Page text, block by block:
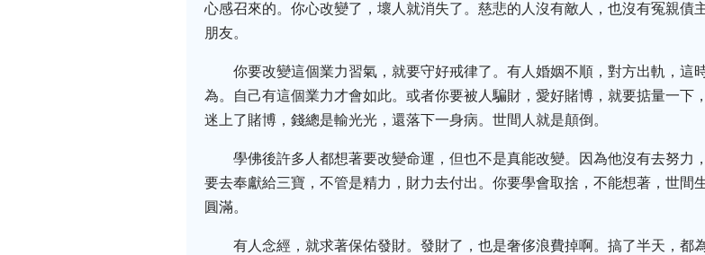
心感召來的。你心改變了，壞人就消失了。慈悲的人沒有敵人，也沒有冤親債
朋友。
你要改變這個業力習氣，就要守好戒律了。有人婚姻不順，對方出軌，這
為。自己有這個業力才會如此。或者你要被人騙財，愛好賭博，就要掂量一下
迷上了賭博，錢總是輸光光，還落下一身病。世間人就是顛倒。
學佛後許多人都想著要改變命運，但也不是真能改變。因為他沒有去努力
要去奉獻給三寶，不管是精力，財力去付出。你要學會取捨，不能想著，世間
圓滿。
有人念經，就求著保佑發財。發財了，也是奢侈浪費掉啊。搞了半天，都